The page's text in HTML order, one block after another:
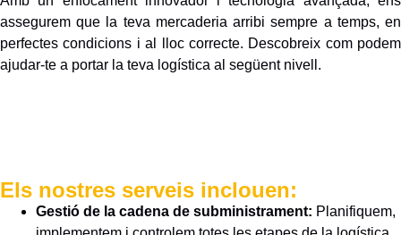
assegurem que la teva mercaderia arribi sempre a temps, en
perfectes condicions i al lloc correcte. Descobreix com podem
ajudar-te a portar la teva logística al següent nivell.
Els nostres serveis inclouen:
Gestió de la cadena de subministrament: Planifiquem,